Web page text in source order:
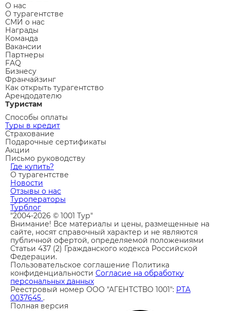
О нас
О турагентстве
СМИ о нас
Награды
Команда
Вакансии
Партнеры
FAQ
Бизнесу
Франчайзинг
Как открыть турагентство
Арендодателю
Туристам
Способы оплаты
Туры в кредит
Страхование
Подарочные сертификаты
Акции
Письмо руководству
Где купить?
О турагентстве
Новости
Отзывы о нас
Туроператоры
Турблог
"2004-2026 © 1001 Тур"
Внимание! Все материалы и цены, размещенные на
сайте, носят справочный характер и не являются
публичной офертой, определяемой положениями
Статьи 437 (2) Гражданского кодекса Российской
Федерации.
Пользовательское соглашение Политика
конфиденциальности Согласие на обработку
персональных данных
Реестровый номер ООО "АГЕНТСТВО 1001": РТА
0037645 .
Полная версия